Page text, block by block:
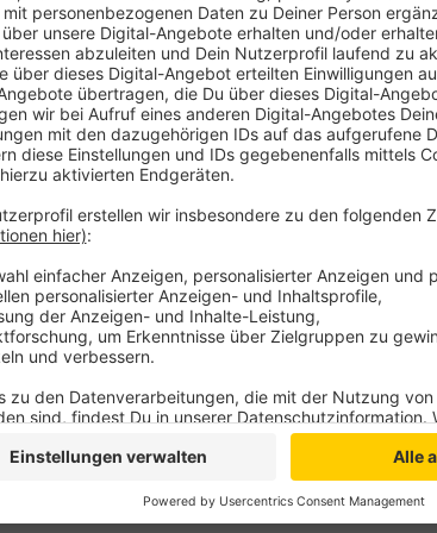
In Goch beispielsweise ist Beginn um
auch Schüler des Städtischen
Anzeige